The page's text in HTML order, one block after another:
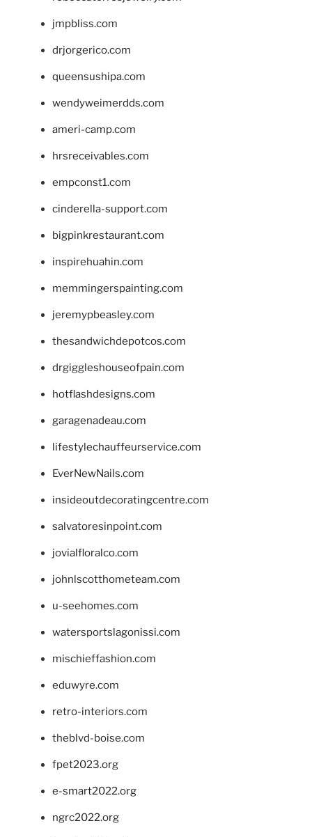
jmpbliss.com
drjorgerico.com
queensushipa.com
wendyweimerdds.com
ameri-camp.com
hrsreceivables.com
empconst1.com
cinderella-support.com
bigpinkrestaurant.com
inspirehuahin.com
memmingerspainting.com
jeremypbeasley.com
thesandwichdepotcos.com
drgiggleshouseofpain.com
hotflashdesigns.com
garagenadeau.com
lifestylechauffeurservice.com
EverNewNails.com
insideoutdecoratingcentre.com
salvatoresinpoint.com
jovialfloralco.com
johnlscotthometeam.com
u-seehomes.com
watersportslagonissi.com
mischieffashion.com
eduwyre.com
retro-interiors.com
theblvd-boise.com
fpet2023.org
e-smart2022.org
ngrc2022.org